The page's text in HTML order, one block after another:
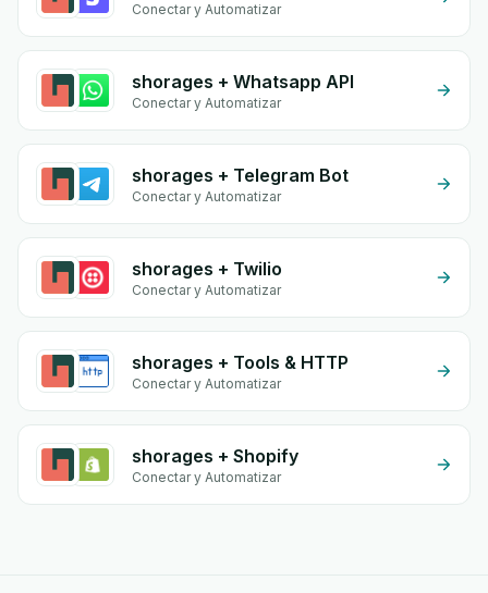
Conectar y Automatizar
shorages + Whatsapp API
Conectar y Automatizar
shorages + Telegram Bot
Conectar y Automatizar
shorages + Twilio
Conectar y Automatizar
shorages + Tools & HTTP
Conectar y Automatizar
shorages + Shopify
Conectar y Automatizar